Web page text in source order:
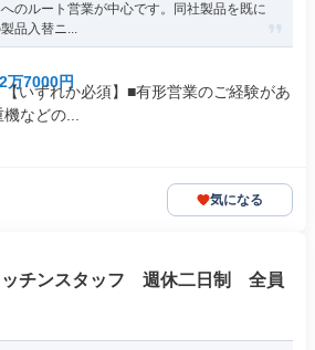
へのルート営業が中心です。同社製品を既に
品入替ニ...
万7000円
いずれか必須】■有形営業のご経験があ
などの...
気になる
チンスタッフ 週休二日制 全員